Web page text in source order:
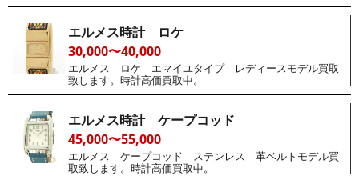
エルメス時計 ロケ
30,000〜40,000
エルメス ロケ エマイユタイプ レディースモデル買取
致します。時計高価買取中。
エルメス時計 ケープコッド
45,000〜55,000
エルメス ケープコッド ステンレス 革ベルトモデル買
取致します。時計高価買取中。